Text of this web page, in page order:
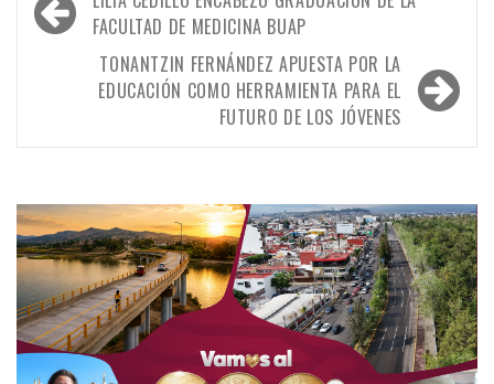
de
entradas
FACULTAD DE MEDICINA BUAP
TONANTZIN FERNÁNDEZ APUESTA POR LA
EDUCACIÓN COMO HERRAMIENTA PARA EL
FUTURO DE LOS JÓVENES